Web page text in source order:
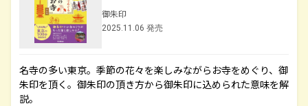
御朱印
2025.11.06 発売
名寺の多い東京。季節の花々を楽しみながらお寺をめぐり、御
朱印を頂く。御朱印の頂き方から御朱印に込められた意味を解
説。